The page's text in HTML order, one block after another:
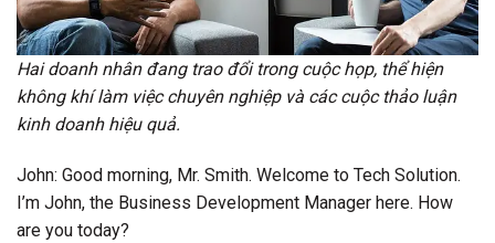
Hai doanh nhân đang trao đổi trong cuộc họp, thể hiện
không khí làm việc chuyên nghiệp và các cuộc thảo luận
kinh doanh hiệu quả.
John: Good morning, Mr. Smith. Welcome to Tech Solution.
I’m John, the Business Development Manager here. How
are you today?